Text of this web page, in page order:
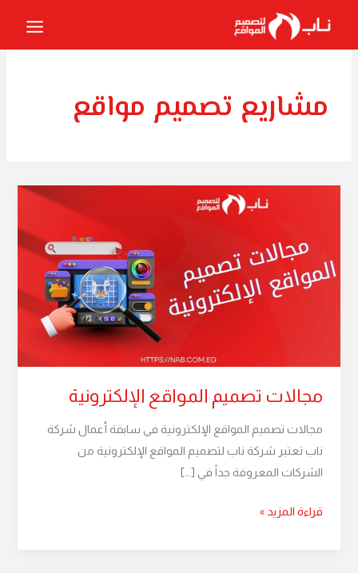
المحتوى
مشاريع تصميم مواقع
مجالات تصميم المواقع الإلكترونية
مجالات تصميم المواقع الإلكترونية في سابقة أعمال شركة
ناب تعتبر شركة ناب لتصميم المواقع الإلكترونية من
الشركات المعروفة جداً في […]
الإلكترونية
قراءة المزيد »